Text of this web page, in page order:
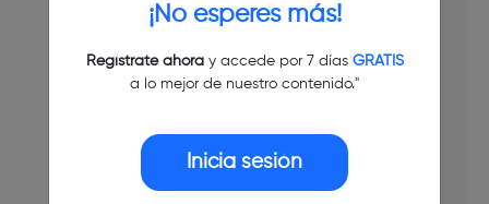
¡No esperes más!
Regístrate ahoray accede por 7 días GRATIS
a lo mejor de nuestro contenido."
Inicia sesión